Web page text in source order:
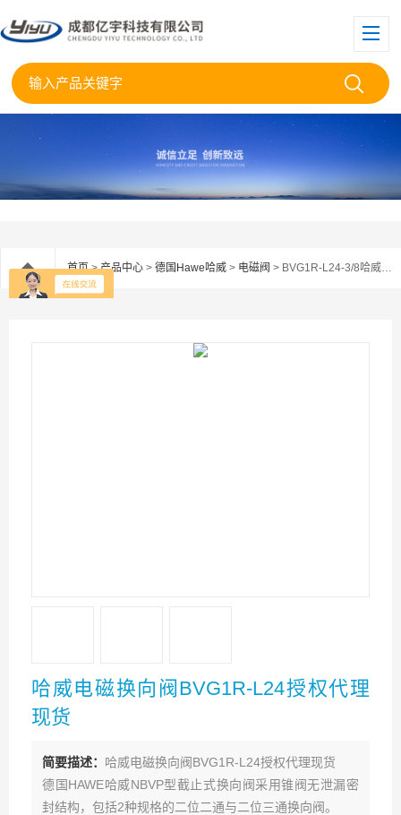
首页>产品中心 > 德国Hawe哈威 > 电磁阀 > BVG1R-L24-3/8哈威电磁换向阀BVG1R-L24授权代理现货
哈威电磁换向阀BVG1R-L24授权代理
现货
简要描述： 哈威电磁换向阀BVG1R-L24授权代理现货
德国HAWE哈威NBVP型截止式换向阀采用锥阀无泄漏密
封结构，包括2种规格的二位二通与二位三通换向阀。